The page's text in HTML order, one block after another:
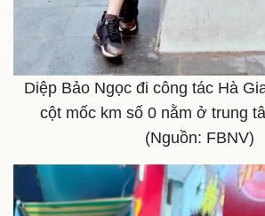
Doanh nghiệp 24h
Doanh nhân
Vì cộng đồng
Diệp Bảo Ngọc đi công tác Hà
cột mốc km số 0 nằm ở trung
(Nguồn: FBNV)